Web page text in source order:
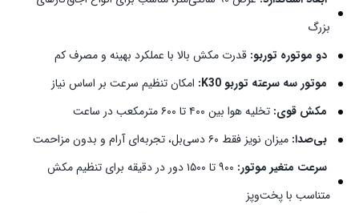
بزرگ
دو موتوره توربو: قدرت مکش بالا با عملکرد بهینه و مصرف کم
موتور سه سرعته توربو K30:
امکان تنظیم سرعت بر اساس نیاز
مکش قوی: تخلیه هوا بین ۴۰۰ تا ۶۰۰ مترمکعب در ساعت
بی‌صدا: میزان نویز فقط ۶۰ دسی‌بل، تجربه‌ای آرام و بدون مزاحمت
سرعت متغیر موتور:
۹۰۰ تا ۱۵۰۰ دور در دقیقه برای تنظیم مکش
متناسب با پخت‌وپز